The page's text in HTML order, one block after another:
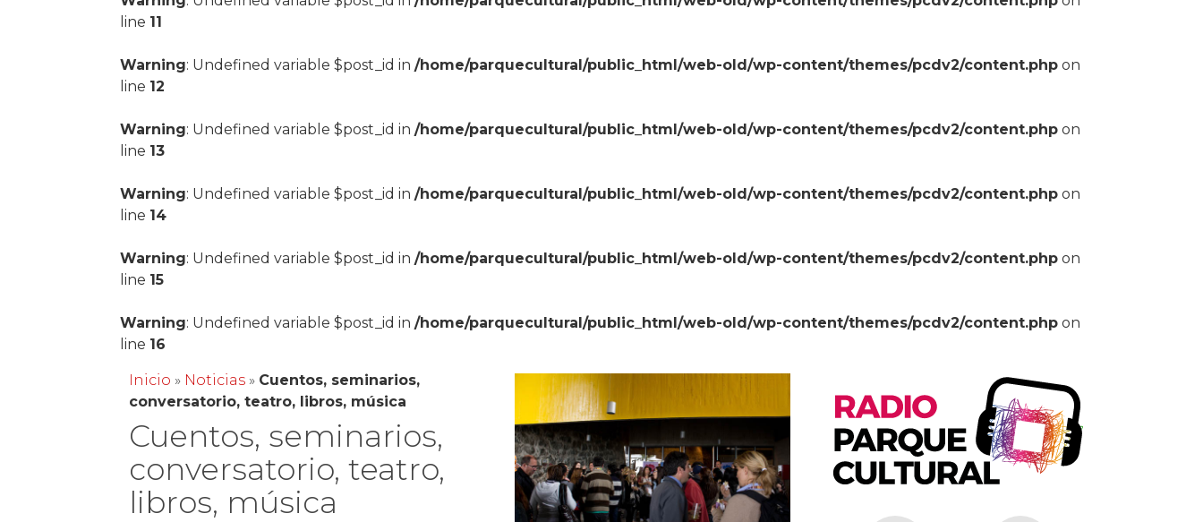
line 11
Warning: Undefined variable $post_id in/home/parquecultural/public_html/web-old/wp-content/themes/pcdv2/content.php on
line 12
Warning: Undefined variable $post_id in/home/parquecultural/public_html/web-old/wp-content/themes/pcdv2/content.php on
line 13
Warning: Undefined variable $post_id in/home/parquecultural/public_html/web-old/wp-content/themes/pcdv2/content.php on
line 14
Warning: Undefined variable $post_id in/home/parquecultural/public_html/web-old/wp-content/themes/pcdv2/content.php on
line 15
Warning: Undefined variable $post_id in/home/parquecultural/public_html/web-old/wp-content/themes/pcdv2/content.php on
line 16
Inicio » Noticias » Cuentos, seminarios,
conversatorio, teatro, libros, música
Cuentos, seminarios,
conversatorio, teatro,
libros, música